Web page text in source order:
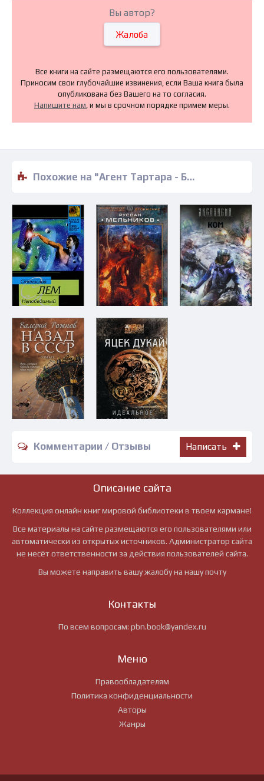
Вы автор?
Жалоба
Все книги на сайте размещаются его пользователями.
Приносим свои глубочайшие извинения, если Ваша книга была
опубликована без Вашего на то согласия.
Напишите нам, и мы в срочном порядке примем меры.
Похожие на "Агент Тартара - Борис Иванов" книги читать бесплатно полные версии
Комментарии / Отзывы Написать
Описание сайта
Коллекция онлайн книг мировой библиотеки в твоем кармане!
Все материалы на сайте размещаются его пользователями или
автоматически из открытых источников. Администратор сайта
не несёт ответственности за действия пользователей сайта.
Вы можете направить вашу жалобу на нашу почту
Контакты
По всем вопросам: pbn.book@yandex.ru
Меню
Правообладателям
Политика конфиденциальности
Авторы
Жанры